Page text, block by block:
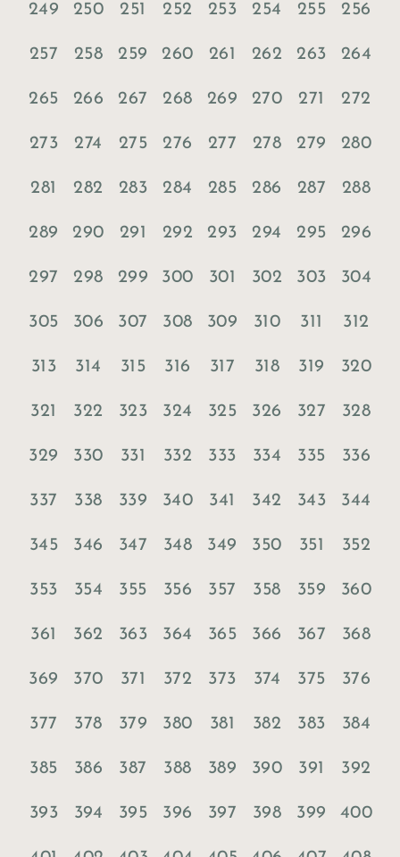
249 250 251 252 253 254 255 256
257 258 259 260 261 262 263 264
265 266 267 268 269 270 271 272
273 274 275 276 277 278 279 280
281 282 283 284 285 286 287 288
289 290 291 292 293 294 295 296
297 298 299 300 301 302 303 304
305 306 307 308 309 310 311 312
313 314 315 316 317 318 319 320
321 322 323 324 325 326 327 328
329 330 331 332 333 334 335 336
337 338 339 340 341 342 343 344
345 346 347 348 349 350 351 352
353 354 355 356 357 358 359 360
361 362 363 364 365 366 367 368
369 370 371 372 373 374 375 376
377 378 379 380 381 382 383 384
385 386 387 388 389 390 391 392
393 394 395 396 397 398 399 400